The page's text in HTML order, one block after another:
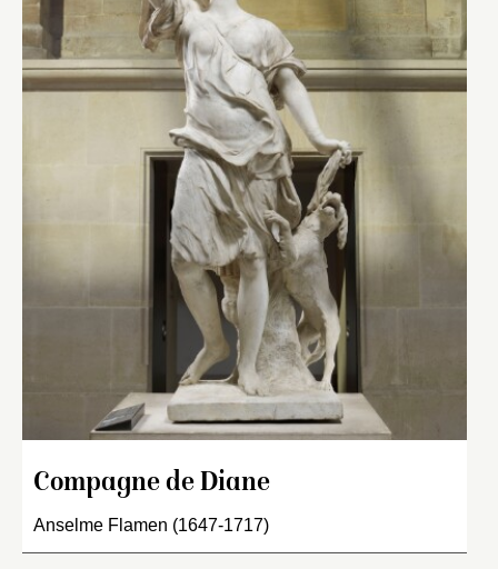
Compagne de Diane
Anselme Flamen (1647-1717)